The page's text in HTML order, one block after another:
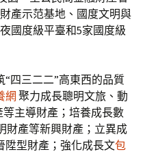
產示范基地、國度文明與
國度級平臺和5家國度級
四三二二”高東西的品質
網 聚力成長聰明文旅、動
主導財產；培養成長數
財產等新興財產；立異成
陞型財產；強化成長文包